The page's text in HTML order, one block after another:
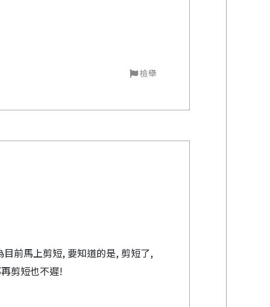
檢舉
前馬上剪短, 要知道的是, 剪短了,
剪短也不遲!